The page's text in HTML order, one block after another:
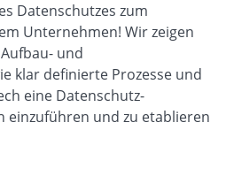
Datenschutzes zum
Unternehmen! Wir zeigen
und
klar definierte Prozesse und
eine Datenschutz-
einzuführen und zu etablieren